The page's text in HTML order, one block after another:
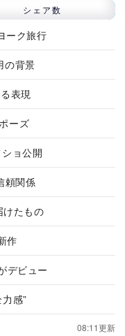
シェア数
ーク旅行
の背景
表現
ーズ
ョ公開
頼関係
たもの
作
デビュー
感”
08:11更新